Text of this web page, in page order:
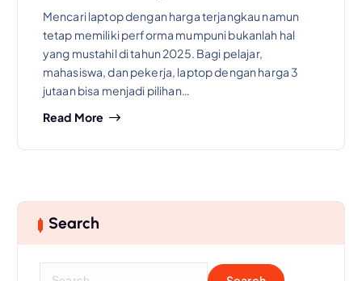
Mencari laptop dengan harga terjangkau namun
tetap memiliki performa mumpuni bukanlah hal
yang mustahil di tahun 2025. Bagi pelajar,
mahasiswa, dan pekerja, laptop dengan harga 3
jutaan bisa menjadi pilihan…
Read More
Search